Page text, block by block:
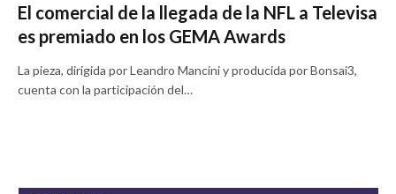
El comercial de la llegada de la NFL a Televisa
es premiado en los GEMA Awards
La pieza, dirigida por Leandro Mancini y producida por Bonsai3,
cuenta con la participación del…